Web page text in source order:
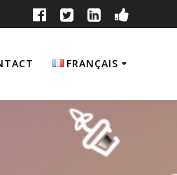
FRANÇAIS
Français